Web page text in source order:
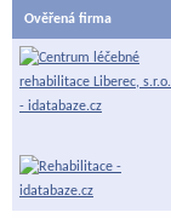
Ověřená firma